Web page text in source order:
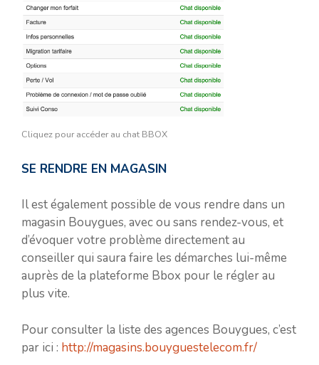
Cliquez pour accéder au chat BBOX
SE RENDRE EN MAGASIN
Il est également possible de vous rendre dans un
magasin Bouygues, avec ou sans rendez-vous, et
d’évoquer votre problème directement au
conseiller qui saura faire les démarches lui-même
auprès de la plateforme Bbox pour le régler au
plus vite.
Pour consulter la liste des agences Bouygues, c’est
par ici : http://magasins.bouyguestelecom.fr/